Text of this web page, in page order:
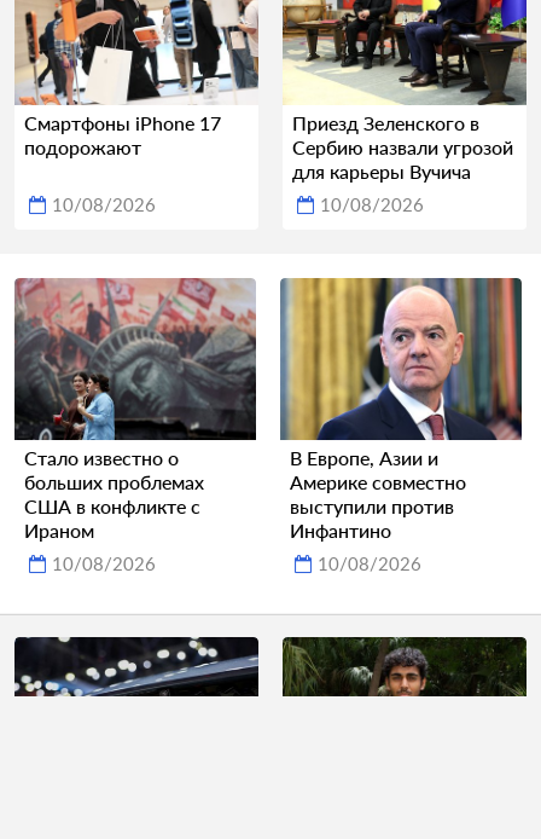
Смартфоны iPhone 17
подорожают
10/08/2026
Приезд Зеленского в
Сербию назвали угрозой
для карьеры Вучича
10/08/2026
Стало известно о
больших проблемах
США в конфликте с
Ираном
10/08/2026
В Европе, Азии и
Америке совместно
выступили против
Инфантино
10/08/2026